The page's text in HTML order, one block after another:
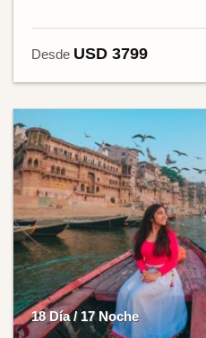
Desde USD 3799
18 Día / 17 Noche